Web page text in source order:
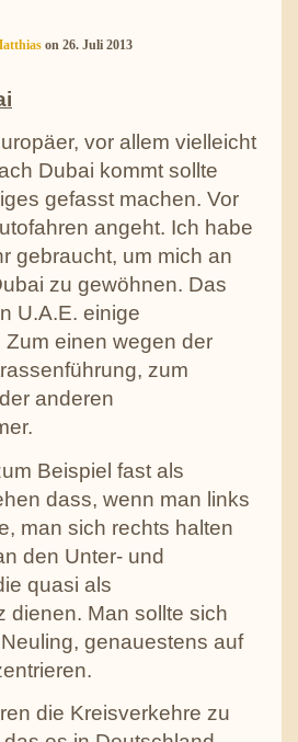
on 26. Juli 2013
vor allem vielleicht
Dubai kommt sollte
gefasst machen. Vor
angeht. Ich habe
gebraucht, um mich an
zu gewöhnen. Das
U.A.E. einige
einen wegen der
zum
anderen
Beispiel fast als
dass, wenn man links
man sich rechts halten
den Unter- und
quasi als
dienen. Man sollte sich
genauestens auf
die Kreisverkehre zu